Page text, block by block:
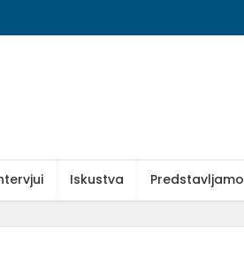
Iskustva Predstavljamo